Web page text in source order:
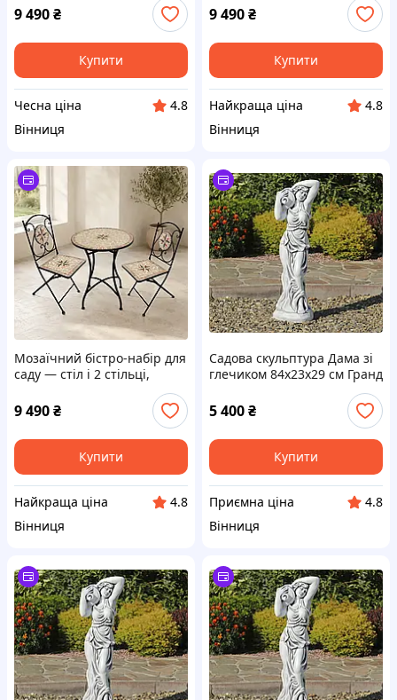
Гранд Презент GP2753
9 490₴
Купити
Чесна ціна
4.8
Вінниця
Презент GP0326
9 490₴
Купити
Найкраща ціна
4.8
Вінниця
Мозаїчний бістро-набір для
саду — стіл і 2 стільці,
мозаїка Зірка/Компас Гранд
Презент GP2753
9 490₴
Купити
Найкраща ціна
4.8
Вінниця
Садова скульптура Дама зі
глечиком 84х23х29 см Гранд
Презент ССП00884 Сірий
5 400₴
Купити
Приємна ціна
4.8
Вінниця